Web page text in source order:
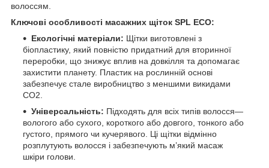
волоссям.
Ключові особливості масажних щіток SPL ECO:
Екологічні матеріали: Щітки виготовлені з
біопластику, який повністю придатний для вторинної
переробки, що знижує вплив на довкілля та допомагає
захистити планету. Пластик на рослинній основі
забезпечує стале виробництво з меншими викидами
CO2.
Універсальність: Підходять для всіх типів волосся—
вологого або сухого, короткого або довгого, тонкого або
густого, прямого чи кучерявого. Ці щітки відмінно
розплутують волосся і забезпечують м’який масаж
шкіри голови.